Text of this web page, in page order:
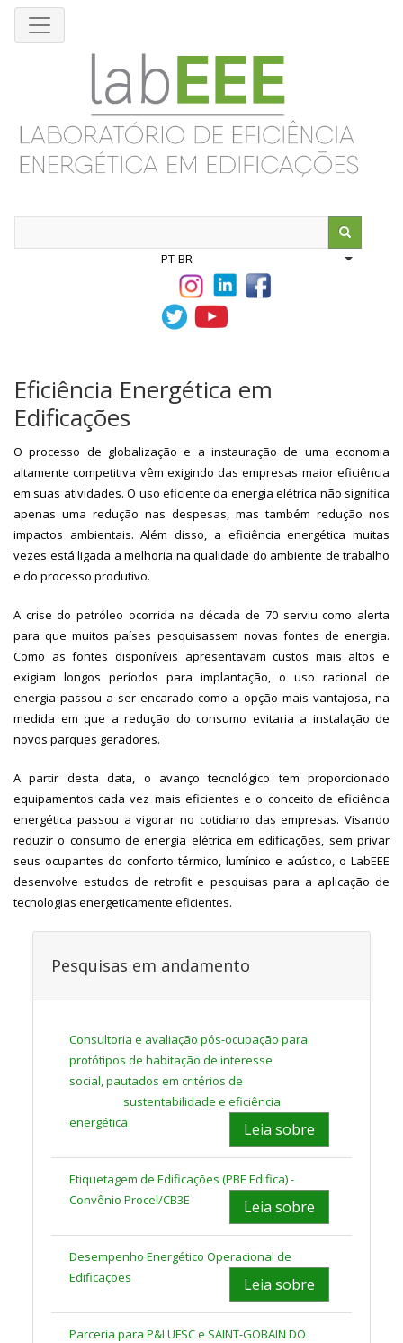
Pular
PT-BR
List
Eficiência Energética em
Edificações
O processo de globalização e a instauração de uma economia
altamente competitiva vêm exigindo das empresas maior eficiência
em suas atividades. O uso eficiente da energia elétrica não significa
apenas uma redução nas despesas, mas também redução nos
impactos ambientais. Além disso, a eficiência energética muitas
vezes está ligada a melhoria na qualidade do ambiente de trabalho
e do processo produtivo.
A crise do petróleo ocorrida na década de 70 serviu como alerta
para que muitos países pesquisassem novas fontes de energia.
Como as fontes disponíveis apresentavam custos mais altos e
exigiam longos períodos para implantação, o uso racional de
energia passou a ser encarado como a opção mais vantajosa, na
medida em que a redução do consumo evitaria a instalação de
novos parques geradores.
A partir desta data, o avanço tecnológico tem proporcionado
equipamentos cada vez mais eficientes e o conceito de eficiência
energética passou a vigorar no cotidiano das empresas. Visando
reduzir o consumo de energia elétrica em edificações, sem privar
seus ocupantes do conforto térmico, lumínico e acústico, o LabEEE
desenvolve estudos de retrofit e pesquisas para a aplicação de
tecnologias energeticamente eficientes.
Pesquisas em andamento
Consultoria e avaliação pós-ocupação para
protótipos de habitação de interesse
social, pautados em critérios de
sustentabilidade e eficiência
energética
Leia sobre
Etiquetagem de Edificações (PBE Edifica)-
Convênio Procel/CB3E
Leia sobre
Desempenho Energético Operacional de
Edificações
Leia sobre
Parceria para P&I UFSC e SAINT-GOBAIN DO